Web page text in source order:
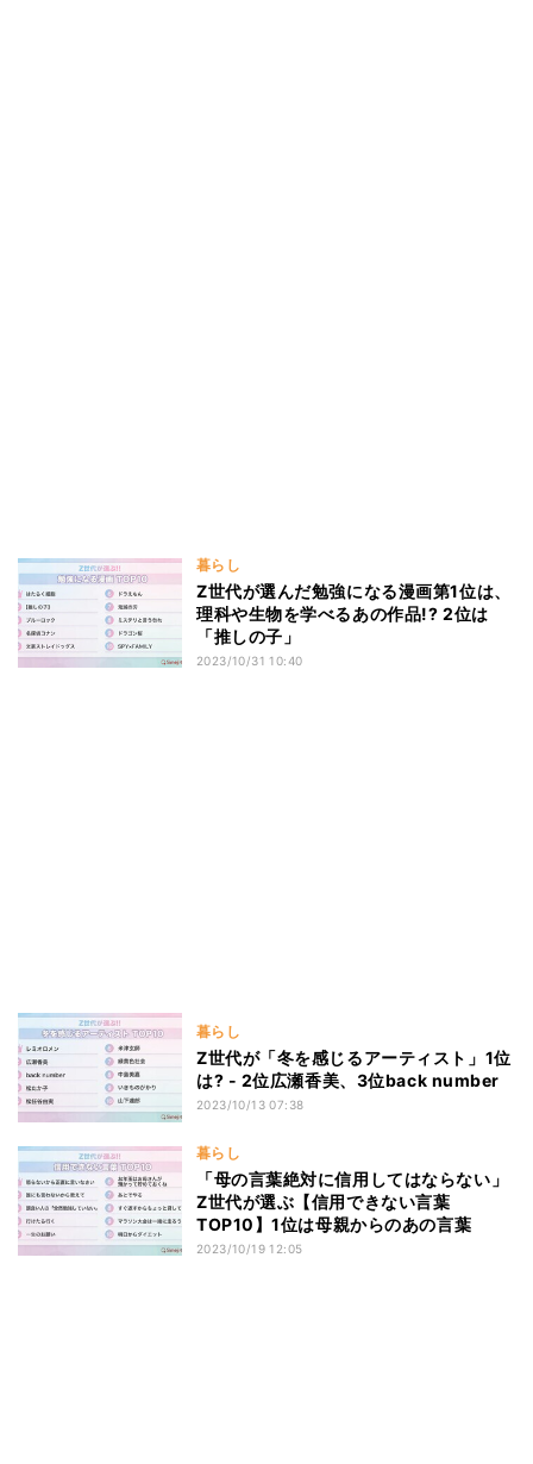
暮らし
Z世代が選んだ勉強になる漫画第1位は、
理科や生物を学べるあの作品!? 2位は
「推しの子」
2023/10/31 10:40
暮らし
Z世代が「冬を感じるアーティスト」1位
は? - 2位広瀬香美、3位back number
2023/10/13 07:38
暮らし
「母の言葉絶対に信用してはならない」
Z世代が選ぶ【信用できない言葉
TOP10】1位は母親からのあの言葉
2023/10/19 12:05